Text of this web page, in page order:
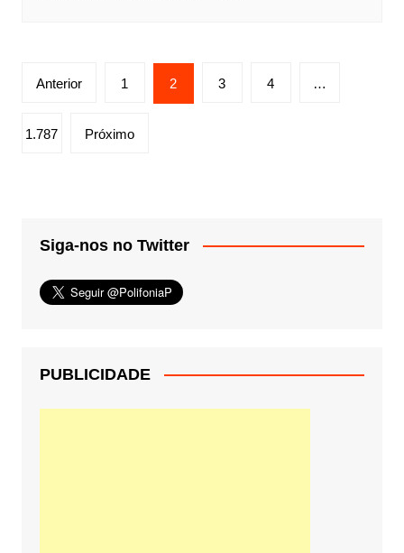
Paginação
posts
Anterior 1 2 3 4 …
1.787 Próximo
Siga-nos no Twitter
PUBLICIDADE